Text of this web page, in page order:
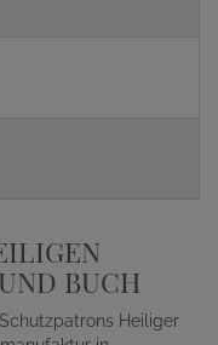
P
BUCH
Heiliger